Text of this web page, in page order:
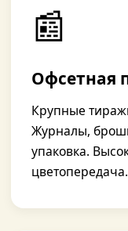
📰
Офсетная
Крупные
Журналы,
упаковка.
цветопередача.